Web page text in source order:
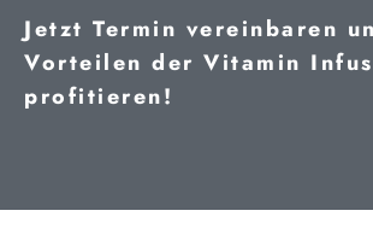
Jetzt Termin vereinbaren
Vorteilen der Vitamin
profitieren!